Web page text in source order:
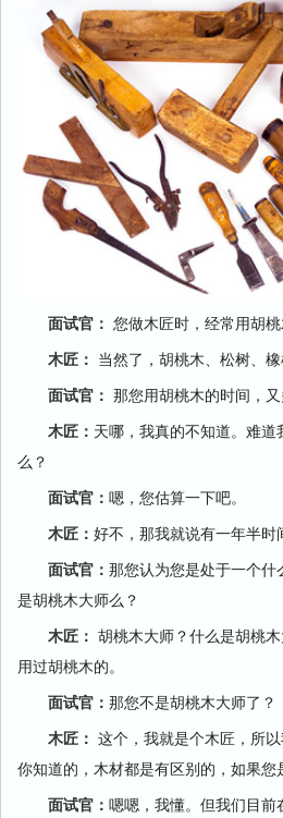
面试官： 您做木匠时，经常用胡
木匠： 当然了，胡桃木、松树、橡
面试官： 那您用胡桃木的时间，
木匠： 天哪，我真的不知道。难
么？
面试官： 嗯，您估算一下吧。
木匠： 好不，那我就说有一年半时
面试官： 那您认为您是处于一个
是胡桃木大师么？
木匠： 胡桃木大师？什么是胡桃
用过胡桃木的。
面试官： 那您不是胡桃木大师了？
木匠： 这个，我就是个木匠，所
你知道的，木材都是有区别的，如果
面试官： 嗯嗯，我懂。但我们目前